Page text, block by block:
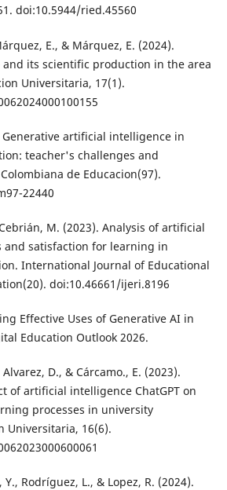
doi:10.5944/ried.45560
E., & Márquez, E. (2024).
its scientific production in the area
Universitaria, 17(1).
artificial intelligence in
teacher's challenges and
de Educacion(97).
22440
M. (2023). Analysis of artificial
and satisfaction for learning in
International Journal of Educational
doi:10.46661/ijeri.8196
Effective Uses of Generative AI in
Education Outlook 2026.
D., & Cárcamo., E. (2023).
of artificial intelligence ChatGPT on
processes in university
Universitaria, 16(6).
Rodríguez, L., & Lopez, R. (2024).